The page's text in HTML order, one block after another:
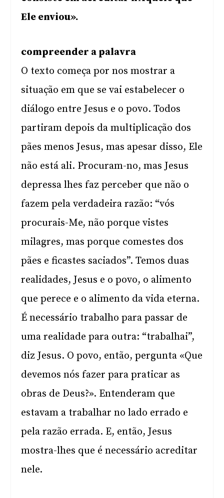
Ele enviou».
compreender a palavra
O texto começa por nos mostrar a
situação em que se vai estabelecer o
diálogo entre Jesus e o povo. Todos
partiram depois da multiplicação dos
pães menos Jesus, mas apesar disso, Ele
não está ali. Procuram-no, mas Jesus
depressa lhes faz perceber que não o
fazem pela verdadeira razão: “vós
procurais-Me, não porque vistes
milagres, mas porque comestes dos
pães e ficastes saciados”. Temos duas
realidades, Jesus e o povo, o alimento
que perece e o alimento da vida eterna.
É necessário trabalho para passar de
uma realidade para outra: “trabalhai”,
diz Jesus. O povo, então, pergunta «Que
devemos nós fazer para praticar as
obras de Deus?». Entenderam que
estavam a trabalhar no lado errado e
pela razão errada. E, então, Jesus
mostra-lhes que é necessário acreditar
nele.